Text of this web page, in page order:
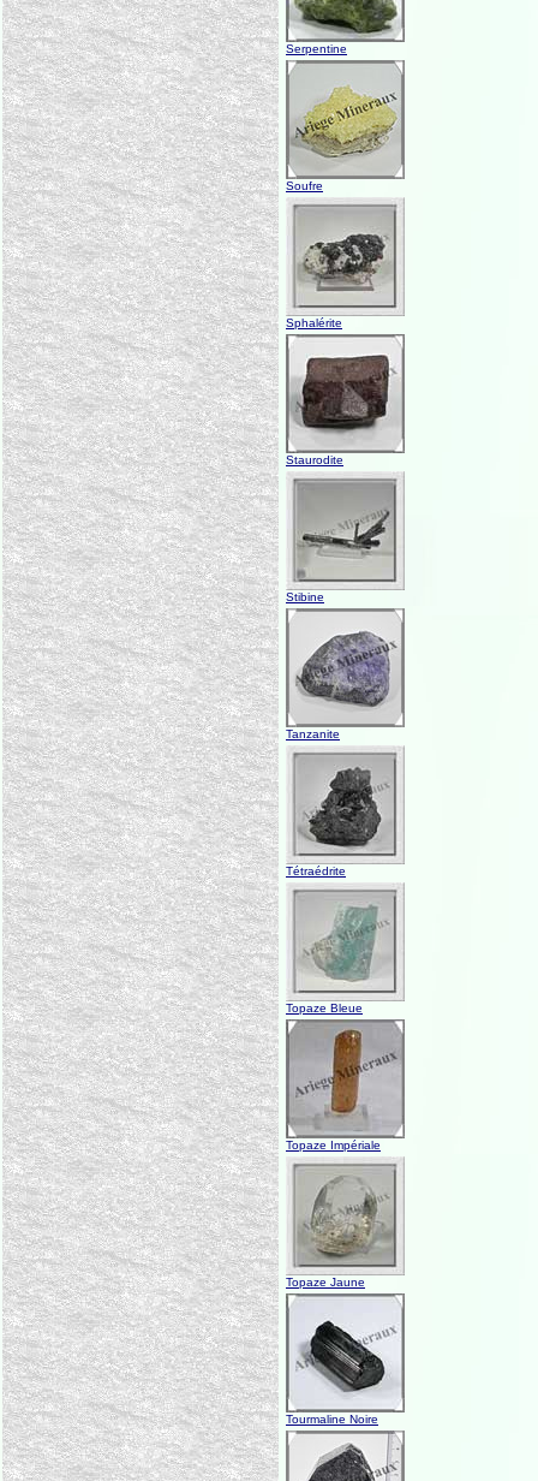
Serpentine
Soufre
Sphalérite
Staurodite
Stibine
Tanzanite
Tétraédrite
Topaze Bleue
Topaze Impériale
Topaze Jaune
Tourmaline Noire